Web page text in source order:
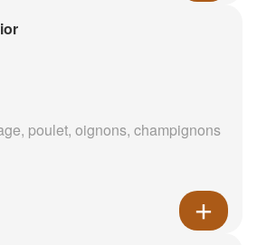
poulet, oignons, champignons